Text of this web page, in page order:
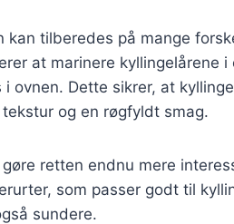
kan tilberedes på mange
at marinere kyllingelårene
i ovnen. Dette sikrer, at
og en røgfyldt smag.
gøre retten endnu mere
som passer godt til
sundere.